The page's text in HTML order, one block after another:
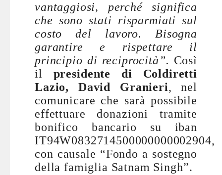
vantaggiosi, perché significa
che sono stati risparmiati sul
costo del lavoro. Bisogna
garantire e rispettare il
principio di reciprocità”. Così
il
presidente di Coldiretti
Lazio, David Granieri, nel
comunicare che sarà possibile
effettuare donazioni tramite
bonifico bancario su iban
IT94W0832714500000000002904,
con causale “Fondo a sostegno
della famiglia Satnam Singh”.